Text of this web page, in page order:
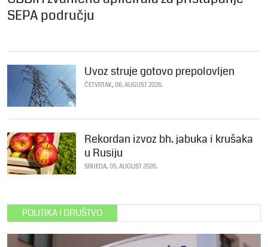
SEPA području
Uvoz struje gotovo prepolovljen
ČETVRTAK, 06. AUGUST 2026.
Rekordan izvoz bh. jabuka i krušaka
u Rusiju
SRIJEDA, 05. AUGUST 2026.
POLITIKA I DRUŠTVO